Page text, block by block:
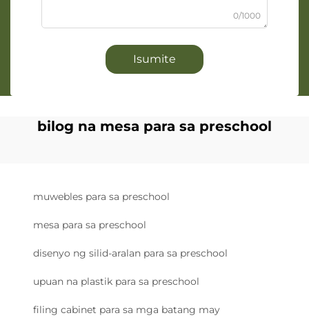
0/1000
Isumite
bilog na mesa para sa preschool
muwebles para sa preschool
mesa para sa preschool
disenyo ng silid-aralan para sa preschool
upuan na plastik para sa preschool
filing cabinet para sa mga batang may